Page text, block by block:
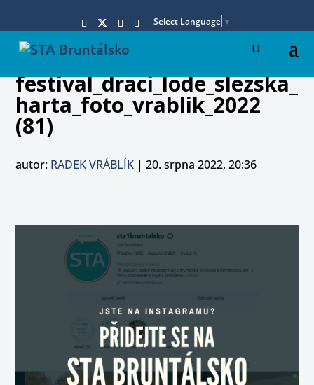
Select Language ▼
festival_draci_lode_slezska_
harta_foto_vrablik_2022
(81)
autor: RADEK VRÁBLÍK |20. srpna 2022, 20:36